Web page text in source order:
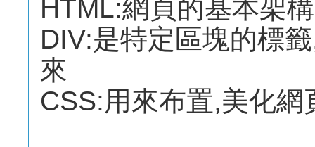
HTML:網頁的基本架構
DIV:是特定區塊的標
來
CSS:用來布置,美化網